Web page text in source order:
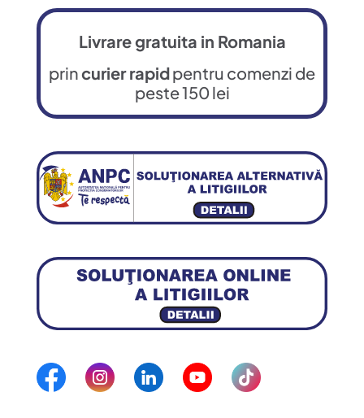
Livrare gratuita in Romania
princurier rapidpentru comenzi de
peste 150 lei